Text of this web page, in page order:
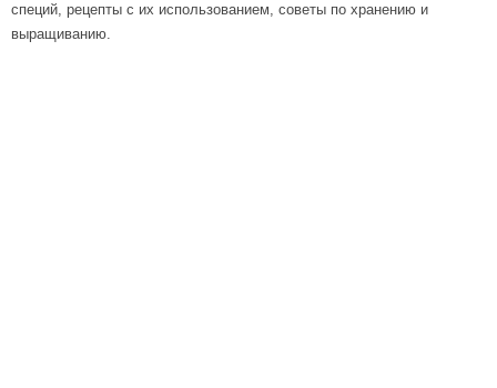
специй, рецепты с их использованием, советы по хранению и
выращиванию.